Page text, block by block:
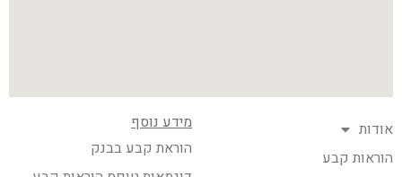
אודות
הוראות קבע
מידע נוסף
הוראת קבע בבנק